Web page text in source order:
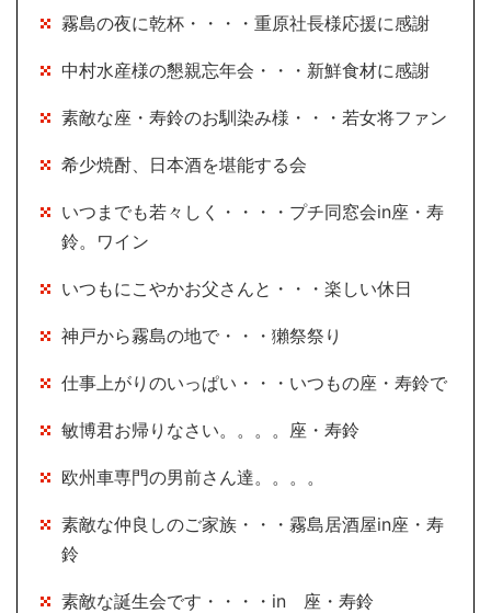
霧島の夜に乾杯・・・・重原社長様応援に感謝
中村水産様の懇親忘年会・・・新鮮食材に感謝
素敵な座・寿鈴のお馴染み様・・・若女将ファン
希少焼酎、日本酒を堪能する会
いつまでも若々しく・・・・プチ同窓会in座・寿
鈴。ワイン
いつもにこやかお父さんと・・・楽しい休日
神戸から霧島の地で・・・獺祭祭り
仕事上がりのいっぱい・・・いつもの座・寿鈴で
敏博君お帰りなさい。。。。座・寿鈴
欧州車専門の男前さん達。。。。
素敵な仲良しのご家族・・・霧島居酒屋in座・寿
鈴
素敵な誕生会です・・・・in 座・寿鈴